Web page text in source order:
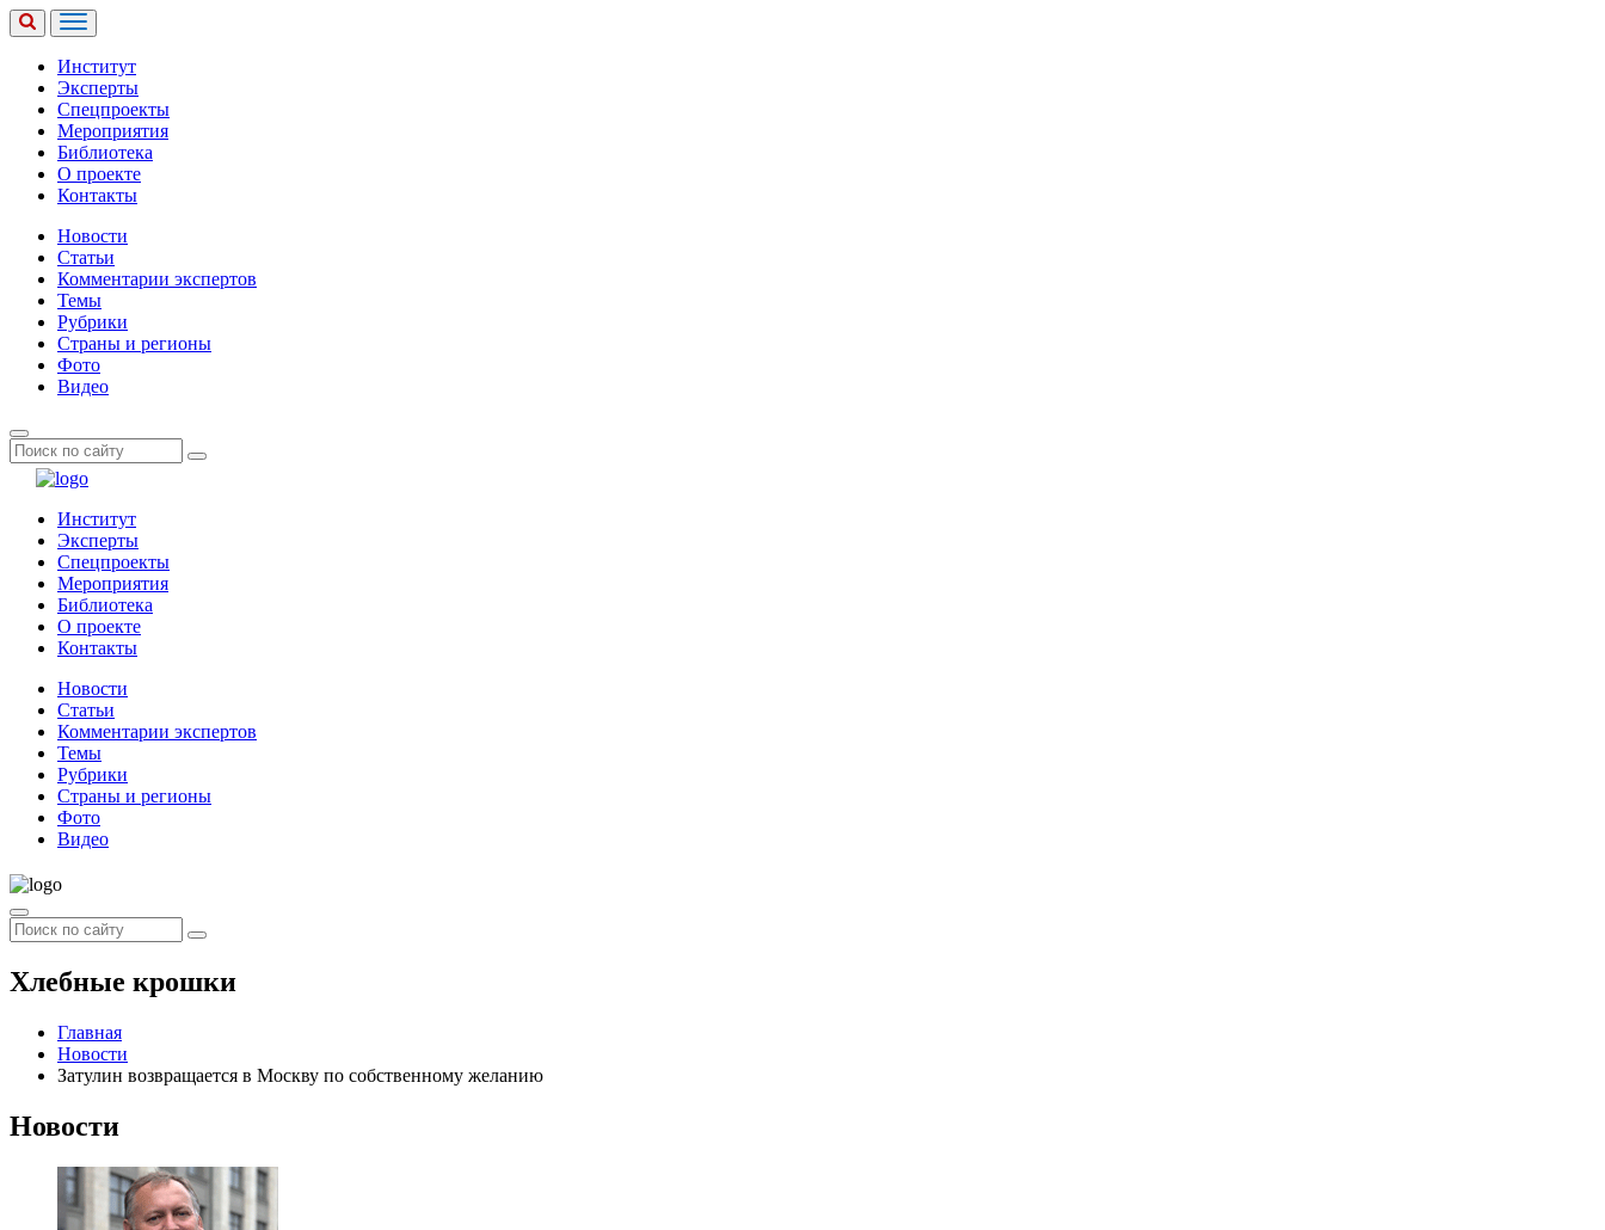
Институт
Эксперты
Спецпроекты
Мероприятия
Библиотека
О проекте
Контакты
Новости
Статьи
Комментарии экспертов
Темы
Рубрики
Страны и регионы
Фото
Видео
Институт
Эксперты
Спецпроекты
Мероприятия
Библиотека
О проекте
Контакты
Новости
Статьи
Комментарии экспертов
Темы
Рубрики
Страны и регионы
Фото
Видео
Хлебные крошки
Главная
Новости
Затулин возвращается в Москву по собственному желанию
Новости